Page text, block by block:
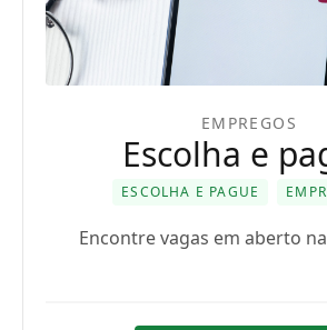
EMPREGOS
Escolha e
ESCOLHA E PAGUE
Encontre vagas em aberto